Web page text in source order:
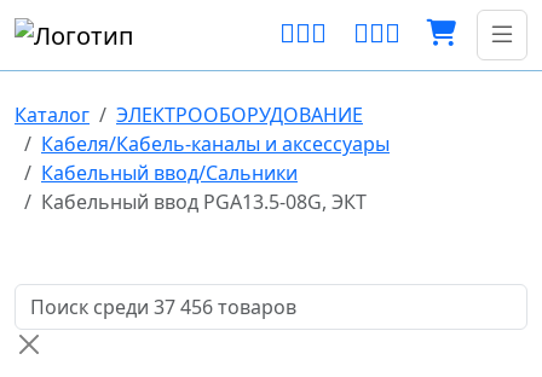
Каталог
ЭЛЕКТРООБОРУДОВАНИЕ
Кабеля/Кабель-каналы и аксессуары
Кабельный ввод/Сальники
Кабельный ввод PGA13.5-08G, ЭКТ
Поиск товаров по названию или артикулу